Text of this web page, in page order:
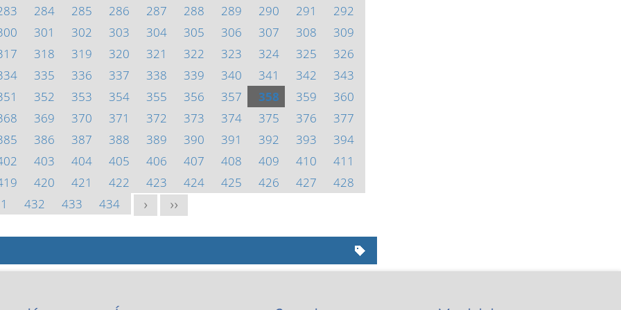
284 285 286 287 288 289 290 291
292
301 302 303 304 305 306 307 308
309
318 319 320 321 322 323 324 325
326
335 336 337 338 339 340 341 342
343
352 353 354 355 356 357 358 359
360
369 370 371 372 373 374 375 376
377
386 387 388 389 390 391 392 393
394
403 404 405 406 407 408 409 410
411
420 421 422 423 424 425 426 427
428
432 433 434 > >>